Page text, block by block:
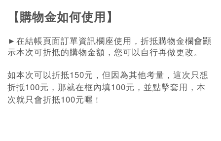
【購物金如何使用】
► 在結帳頁面訂單資訊欄座使用，折抵購物金欄會顯
示本次可折抵的購物金額，您可以自行再做更改 。
如本次可以折抵150元，但因為其他考量，這次只想
折抵100元，那就在框內填100元，並點擊套用，本
次就只會折抵100元喔 ！